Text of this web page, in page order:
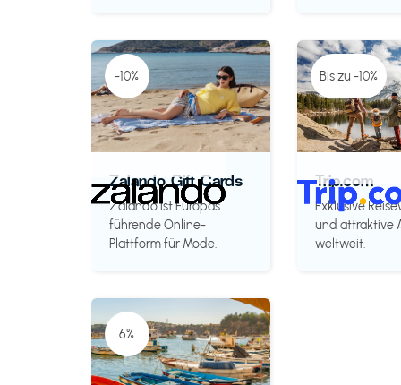
-10%
Zalando Gift Cards
Zalando ist Europas
führende Online-
Plattform für Mode.
Bis zu -10%
Trip.com
Exklusive
und attraktive
weltweit.
6%